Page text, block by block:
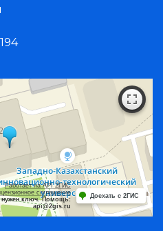
Работает на API 2ГИС
соглашение
нужен ключ. Помощь:
api@2gis.ru
Доехать с 2ГИС